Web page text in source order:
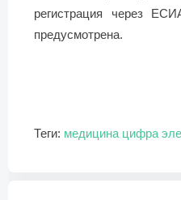
регистрация через
предусмотрена.
Теги: медицина цифра